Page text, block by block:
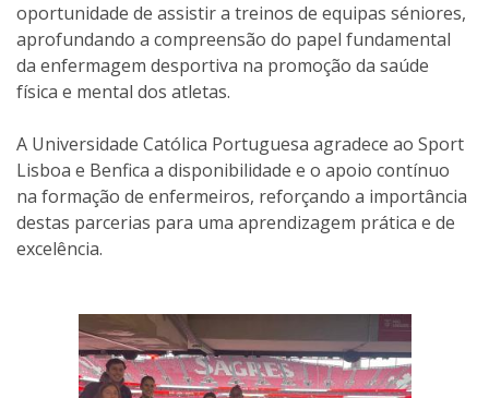
oportunidade de assistir a treinos de equipas séniores,
aprofundando a compreensão do papel fundamental
da enfermagem desportiva na promoção da saúde
física e mental dos atletas.
A Universidade Católica Portuguesa agradece ao Sport
Lisboa e Benfica a disponibilidade e o apoio contínuo
na formação de enfermeiros, reforçando a importância
destas parcerias para uma aprendizagem prática e de
excelência.